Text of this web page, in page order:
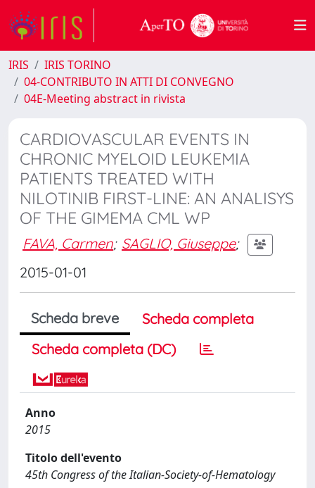
IRIS
IRIS TORINO
04-CONTRIBUTO IN ATTI DI CONVEGNO
04E-Meeting abstract in rivista
CARDIOVASCULAR EVENTS IN
CHRONIC MYELOID LEUKEMIA
PATIENTS TREATED WITH
NILOTINIB FIRST-LINE: AN ANALISYS
OF THE GIMEMA CML WP
FAVA, Carmen; SAGLIO, Giuseppe;
2015-01-01
Scheda breve
Scheda completa
Scheda completa (DC)
Anno
2015
Titolo dell'evento
45th Congress of the Italian-Society-of-Hematology